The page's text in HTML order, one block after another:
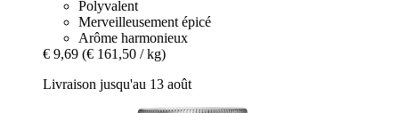
Polyvalent
Merveilleusement épicé
Arôme harmonieux
€ 9,69 (€ 161,50 / kg)
Livraison jusqu'au 13 août